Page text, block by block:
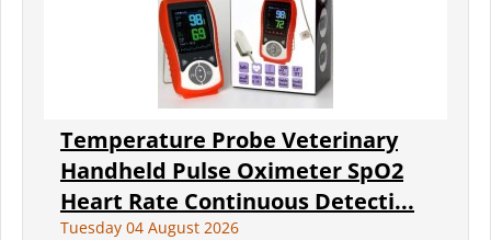
Temperature Probe Veterinary
Handheld Pulse Oximeter SpO2
Heart Rate Continuous Detecti...
Tuesday 04 August 2026